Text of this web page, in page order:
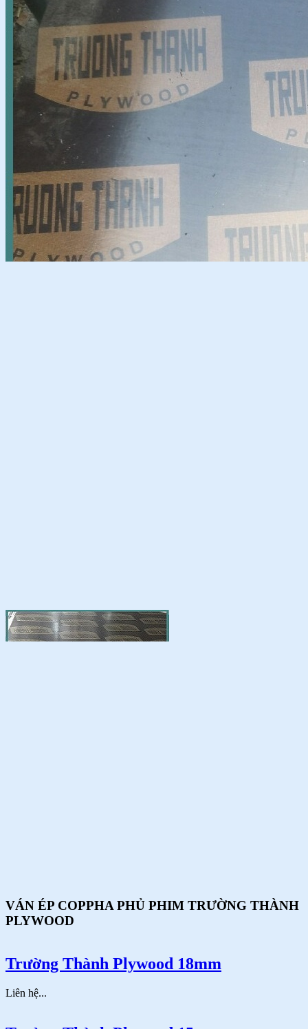
VÁN ÉP COPPHA PHỦ PHIM TRƯỜNG THÀNH
PLYWOOD
Trường Thành Plywood 18mm
Liên hệ...